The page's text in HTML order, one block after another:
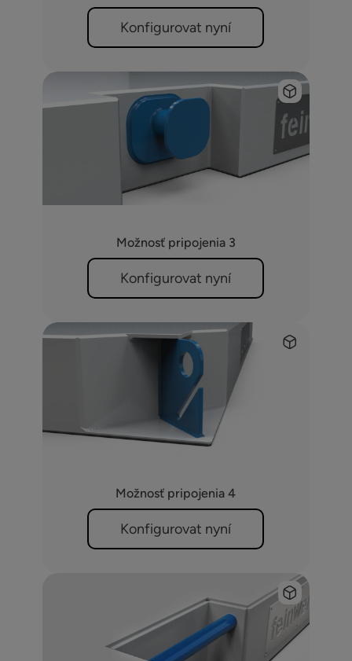
Konfigurovat nyní
Možnosť pripojenia 3
Konfigurovat nyní
Možnosť pripojenia 4
Konfigurovat nyní